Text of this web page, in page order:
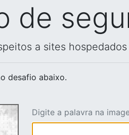
de
a sites
desafio abaixo.
Digite a palavra na